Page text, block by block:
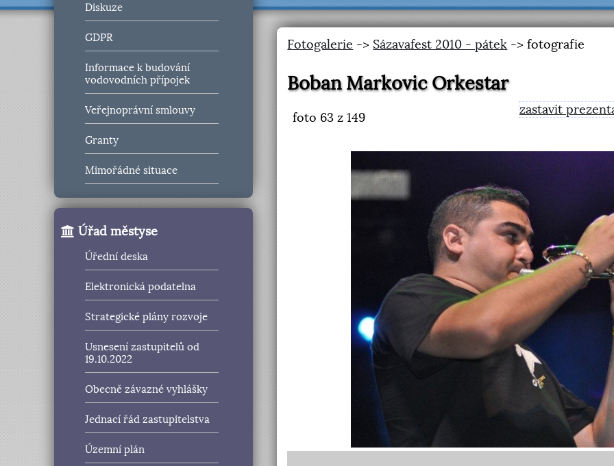
Diskuze
GDPR
Informace k budování
vodovodních přípojek
Veřejnoprávní smlouvy
Granty
Mimořádné situace
Úřad městyse
Úřední deska
Elektronická podatelna
Strategické plány rozvoje
Usnesení zastupitelů od
19.10.2022
Obecně závazné vyhlášky
Jednací řád zastupitelstva
Územní plán
Fotogalerie -> Sázavafest 2010 - pátek -> fotografie
Boban Markovic Orkestar
foto 63 z 149
zastavit